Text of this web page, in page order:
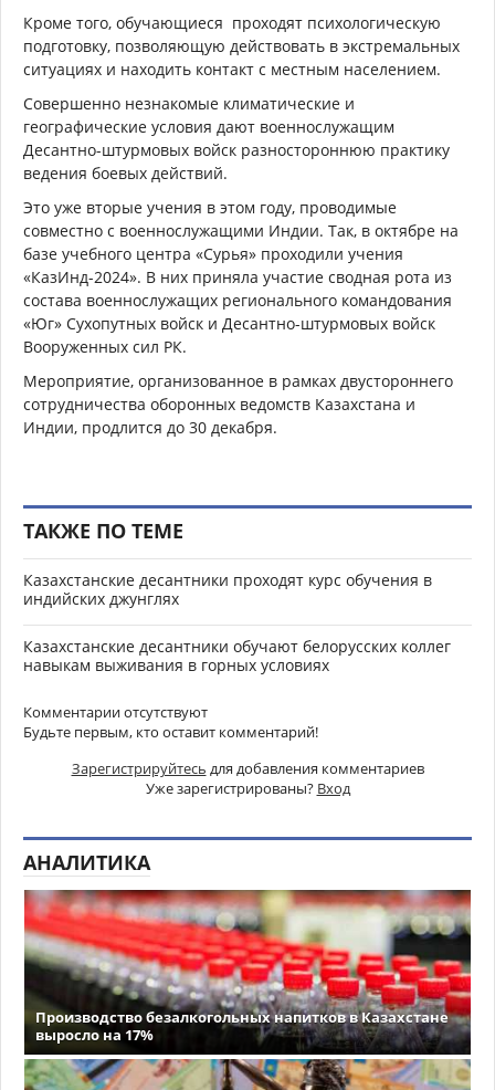
Кроме того, обучающиеся проходят психологическую
подготовку, позволяющую действовать в экстремальных
ситуациях и находить контакт с местным населением.
Совершенно незнакомые климатические и
географические условия дают военнослужащим
Десантно-штурмовых войск разностороннюю практику
ведения боевых действий.
Это уже вторые учения в этом году, проводимые
совместно с военнослужащими Индии. Так, в октябре на
базе учебного центра «Сурья» проходили учения
«КазИнд-2024». В них приняла участие сводная рота из
состава военнослужащих регионального командования
«Юг» Сухопутных войск и Десантно-штурмовых войск
Вооруженных сил РК.
Мероприятие, организованное в рамках двустороннего
сотрудничества оборонных ведомств Казахстана и
Индии, продлится до 30 декабря.
ТАКЖЕ ПО ТЕМЕ
Казахстанские десантники проходят курс обучения в
индийских джунглях
Казахстанские десантники обучают белорусских коллег
навыкам выживания в горных условиях
Комментарии отсутствуют
Будьте первым, кто оставит комментарий!
Зарегистрируйтесь для добавления комментариев
Уже зарегистрированы? Вход
АНАЛИТИКА
Производство безалкогольных напитков в Казахстане
выросло на 17%